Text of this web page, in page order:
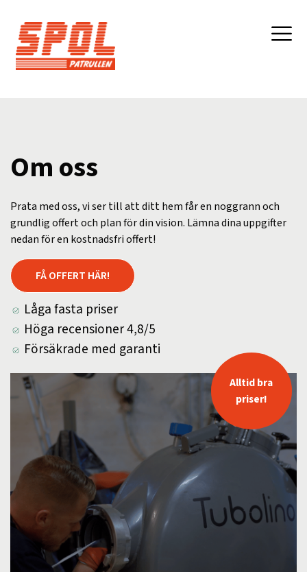
Om oss
Prata med oss, vi ser till att ditt hem får en noggrann och
grundlig offert och plan för din vision. Lämna dina uppgifter
nedan för en kostnadsfri offert!
FÅ OFFERT HÄR!
Låga fasta priser
Höga recensioner 4,8/5
Försäkrade med garanti
Alltid bra
priser!